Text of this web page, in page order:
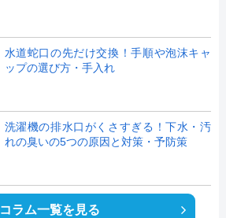
水道蛇口の先だけ交換！手順や泡沫キャ
ップの選び方・手入れ
洗濯機の排水口がくさすぎる！下水・汚
れの臭いの5つの原因と対策・予防策
コラム一覧を見る